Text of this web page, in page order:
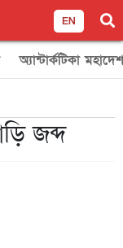
EN
অ্যান্টার্কটিকা মহাদেশ
জব্দ